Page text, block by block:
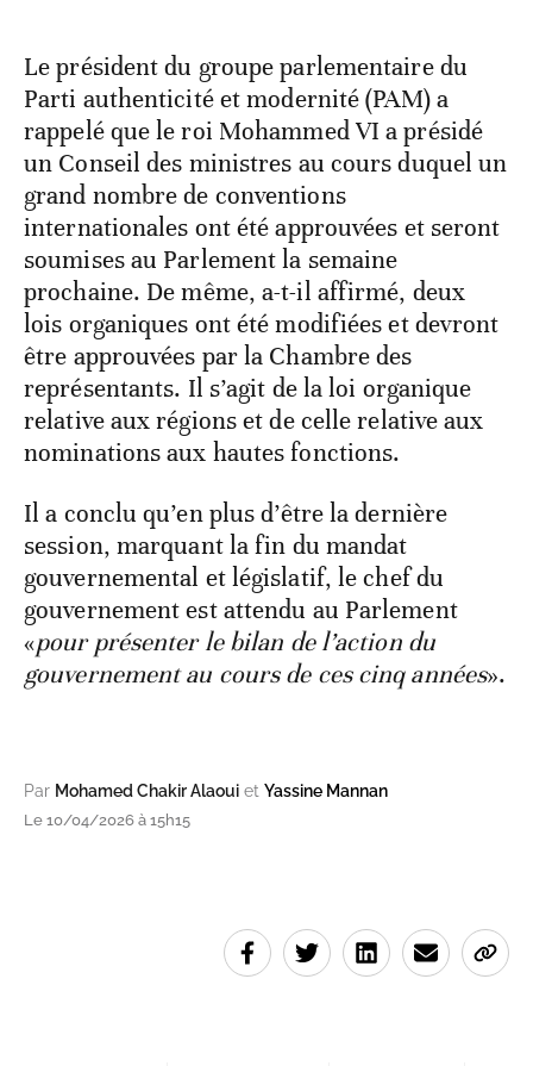
Le président du groupe parlementaire du
Parti authenticité et modernité (PAM) a
rappelé que le roi Mohammed VI a présidé
un Conseil des ministres au cours duquel un
grand nombre de conventions
internationales ont été approuvées et seront
soumises au Parlement la semaine
prochaine. De même, a-t-il affirmé, deux
lois organiques ont été modifiées et devront
être approuvées par la Chambre des
représentants. Il s’agit de la loi organique
relative aux régions et de celle relative aux
nominations aux hautes fonctions.
Il a conclu qu’en plus d’être la dernière
session, marquant la fin du mandat
gouvernemental et législatif, le chef du
gouvernement est attendu au Parlement
«pour présenter le bilan de l’action du
gouvernement au cours de ces cinq années».
Par Mohamed Chakir Alaoui et Yassine Mannan
Le 10/04/2026 à 15h15